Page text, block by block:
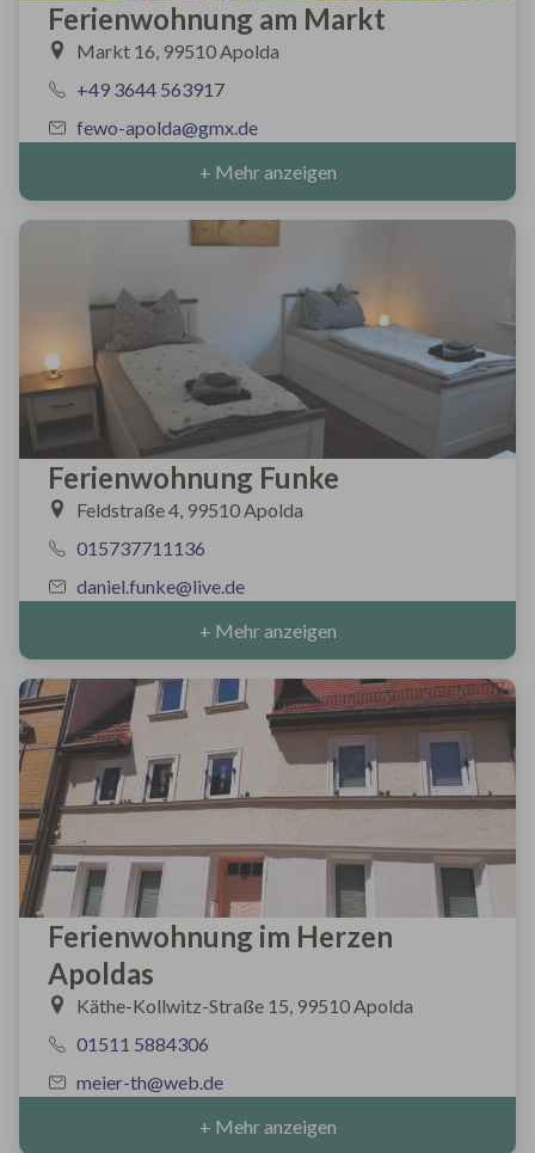
Ferienwohnung am Markt
Markt 16, 99510 Apolda
+49 3644 563917
fewo-apolda@gmx.de
+ Mehr anzeigen
Ferienwohnung Funke
Feldstraße 4, 99510 Apolda
015737711136
daniel.funke@live.de
+ Mehr anzeigen
Ferienwohnung im Herzen
Apoldas
Käthe-Kollwitz-Straße 15, 99510 Apolda
01511 5884306
meier-th@web.de
+ Mehr anzeigen